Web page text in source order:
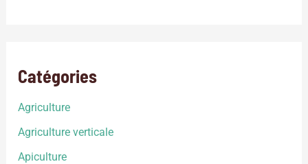
Catégories
Agriculture
Agriculture verticale
Apiculture